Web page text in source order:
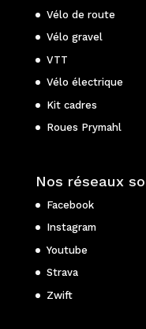
Vélo de route
Vélo gravel
VTT
Vélo électrique
Kit cadres
Roues Prymahl
Nos réseaux
Facebook
Instagram
Youtube
Strava
Zwift